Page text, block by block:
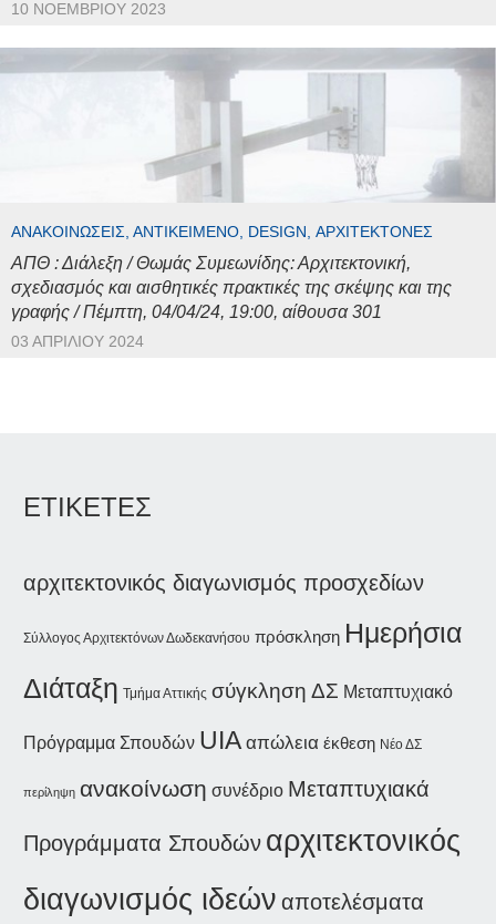
10 ΝΟΕΜΒΡΊΟΥ 2023
ΑΝΑΚΟΙΝΏΣΕΙΣ, ΑΝΤΙΚΕΊΜΕΝΟ, DESIGN, ΑΡΧΙΤΈΚΤΟΝΕΣ
ΑΠΘ : Διάλεξη / Θωμάς Συμεωνίδης: Αρχιτεκτονική,
σχεδιασμός και αισθητικές πρακτικές της σκέψης και της
γραφής / Πέμπτη, 04/04/24, 19:00, αίθουσα 301
03 ΑΠΡΙΛΊΟΥ 2024
ΕΤΙΚΕΤΕΣ
αρχιτεκτονικός διαγωνισμός προσχεδίων
Σύλλογος Αρχιτεκτόνων Δωδεκανήσου πρόσκληση Ημερήσια
Διάταξη Τμήμα Αττικής σύγκληση ΔΣ Μεταπτυχιακό
Πρόγραμμα Σπουδών UIA απώλεια έκθεση Νέο ΔΣ
περίληψη ανακοίνωση συνέδριο Μεταπτυχιακά
Προγράμματα Σπουδών αρχιτεκτονικός
διαγωνισμός ιδεών αποτελέσματα